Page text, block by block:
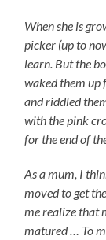
When she is
picker (up to
learn. But the
waked them up
and riddled
with the pink
for the end of
As a mum, I
moved to get
me realize that
matured … To